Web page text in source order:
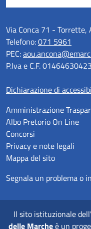
Via Conca 71 - Torrette,
Telefono:071 5961
PEC:
P.Iva e C.F. 01464630423
Dichiarazione di
Amministrazione
Albo Pretorio On Line
Concorsi
Privacy e note legali
Mappa del sito
Segnala un problema o
Il sito istituzionale dell'
delle Marcheè un